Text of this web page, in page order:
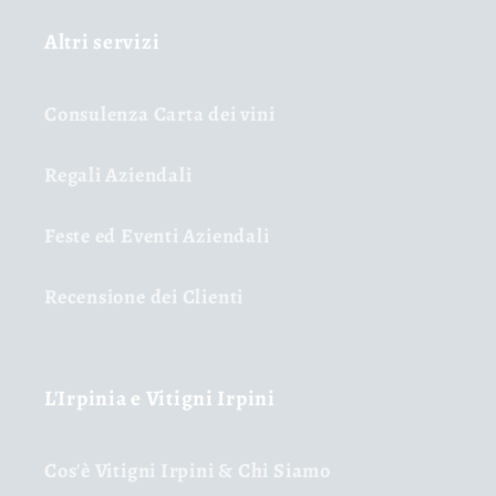
Altri servizi
Consulenza Carta dei vini
Regali Aziendali
Feste ed Eventi Aziendali
Recensione dei Clienti
L'Irpinia e Vitigni Irpini
Cos'è Vitigni Irpini & Chi Siamo